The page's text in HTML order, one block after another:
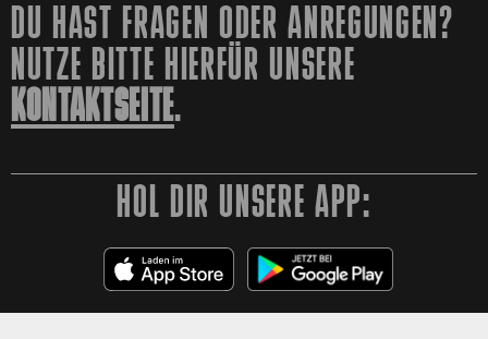
DU HAST FRAGEN ODER ANREGUNGEN?
NUTZE BITTE HIERFÜR UNSERE
KONTAKTSEITE.
HOL DIR UNSERE APP: